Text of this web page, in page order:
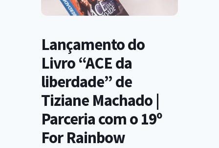
Lançamento do
Livro “ACE da
liberdade” de
Tiziane Machado |
Parceria com o 19º
For Rainbow